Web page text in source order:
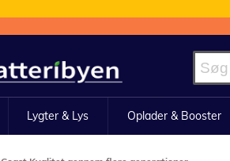
Lygter & Lys Oplader & Booster